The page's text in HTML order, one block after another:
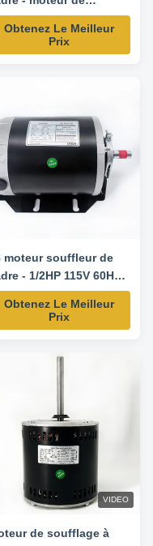
1/4HP 277V
1075RPM-
Obtenez Le Meilleur
Prix
moteur souffleur de
- 1/2HP 115V 60HZ
GF2054 moteur
remplacement
Obtenez Le Meilleur
Prix
VIDEO
de soufflage à